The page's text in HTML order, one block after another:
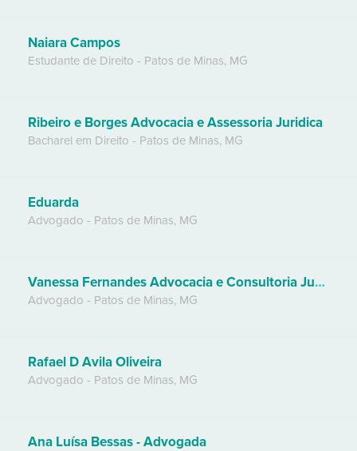
Naiara Campos
Estudante de Direito - Patos de Minas, MG
Ribeiro e Borges Advocacia e Assessoria Juridica
Bacharel em Direito - Patos de Minas, MG
Eduarda
Advogado - Patos de Minas, MG
Vanessa Fernandes Advocacia e Consultoria Jurídica
Advogado - Patos de Minas, MG
Rafael D Avila Oliveira
Advogado - Patos de Minas, MG
Ana Luísa Bessas - Advogada